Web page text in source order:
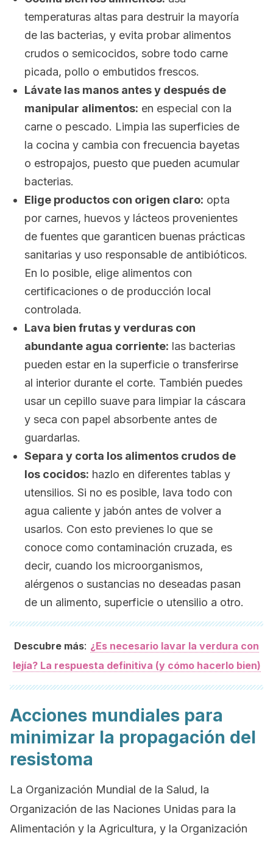
temperaturas altas para destruir la mayoría
de las bacterias, y evita probar alimentos
crudos o semicocidos, sobre todo carne
picada, pollo o embutidos frescos.
Lávate las manos antes y después de
manipular alimentos: en especial con la
carne o pescado. Limpia las superficies de
la cocina y cambia con frecuencia bayetas
o estropajos, puesto que pueden acumular
bacterias.
Elige productos con origen claro: opta
por carnes, huevos y lácteos provenientes
de fuentes que garanticen buenas prácticas
sanitarias y uso responsable de antibióticos.
En lo posible, elige alimentos con
certificaciones o de producción local
controlada.
Lava bien frutas y verduras con
abundante agua corriente: las bacterias
pueden estar en la superficie o transferirse
al interior durante el corte. También puedes
usar un cepillo suave para limpiar la cáscara
y seca con papel absorbente antes de
guardarlas.
Separa y corta los alimentos crudos de
los cocidos: hazlo en diferentes tablas y
utensilios. Si no es posible, lava todo con
agua caliente y jabón antes de volver a
usarlos. Con esto previenes lo que se
conoce como contaminación cruzada, es
decir, cuando los microorganismos,
alérgenos o sustancias no deseadas pasan
de un alimento, superficie o utensilio a otro.
Descubre más: ¿Es necesario lavar la verdura con
lejía? La respuesta definitiva (y cómo hacerlo bien)
Acciones mundiales para
minimizar la propagación del
resistoma
La Organización Mundial de la Salud, la
Organización de las Naciones Unidas para la
Alimentación y la Agricultura, y la Organización